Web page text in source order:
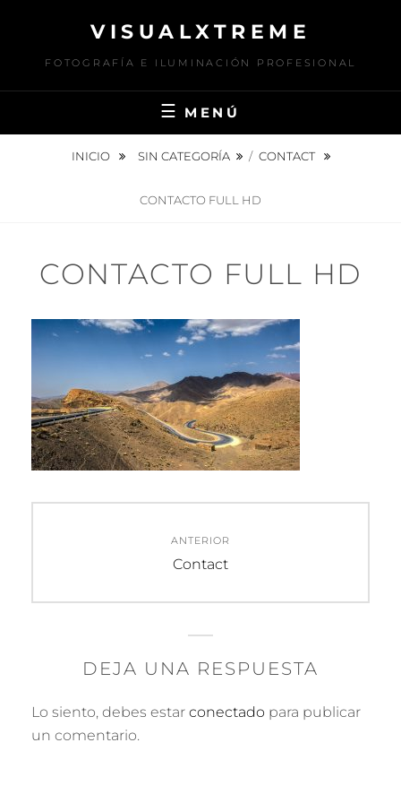
contenido
VISUALXTREME
FOTOGRAFÍA E ILUMINACIÓN PROFESIONAL
MENÚ
INICIO SIN CATEGORÍA / CONTACT
CONTACTO FULL HD
CONTACTO FULL HD
entradas
ANTERIOR
Entrada
Contact
DEJA UNA RESPUESTA
Lo siento, debes estar conectado para publicar
un comentario.